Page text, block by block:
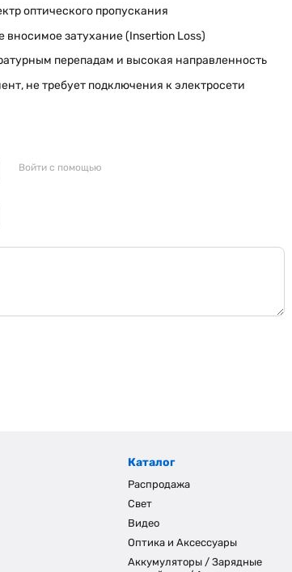
оптического пропускания
затухание (Insertion Loss)
перепадам и высокая направленность
не требует подключения к электросети
Войти с помощью
Каталог
Распродажа
Свет
Видео
Оптика и Аксессуары
Аккумуляторы / Зарядные